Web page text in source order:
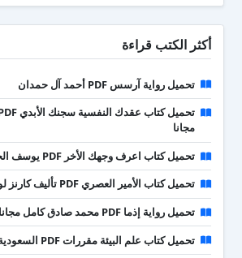
أكثر الكتب قراءة
تحميل رواية آرسس PDF أحمد آل حمدان
مجانا
تحميل كتاب اعرف وجهك الأخر PDF يوسف الحسني
تحميل كتاب الأمير العصري PDF تأليف كارنز لورد كامل مجانا
تحميل رواية إذما PDF محمد صادق كامل مجانا
تحميل كتاب علم البيئة مقررات PDF السعودية 1443